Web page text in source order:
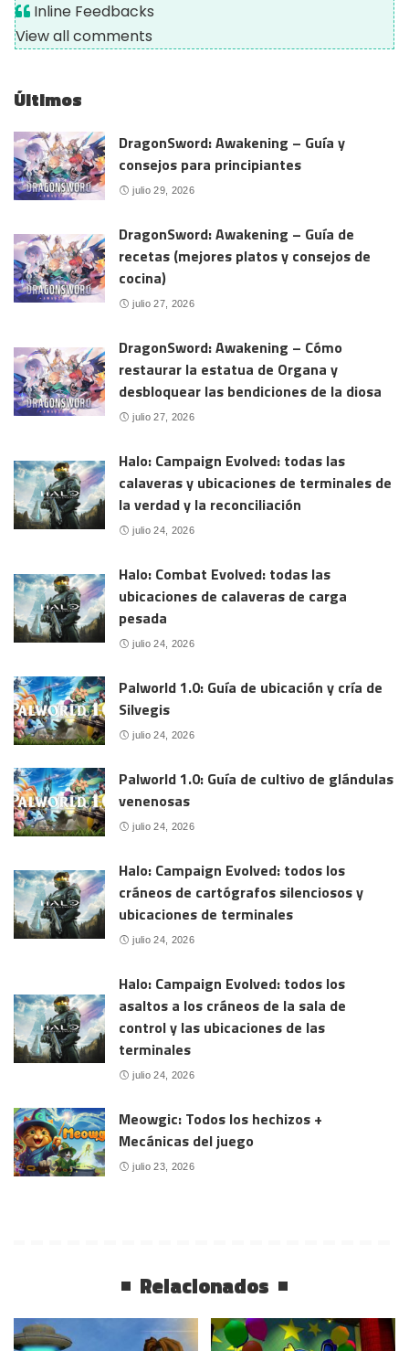
Inline Feedbacks
View all comments
Últimos
DragonSword: Awakening – Guía y
consejos para principiantes
julio 29, 2026
DragonSword: Awakening – Guía de
recetas (mejores platos y consejos de
cocina)
julio 27, 2026
DragonSword: Awakening – Cómo
restaurar la estatua de Organa y
desbloquear las bendiciones de la diosa
julio 27, 2026
Halo: Campaign Evolved: todas las
calaveras y ubicaciones de terminales de
la verdad y la reconciliación
julio 24, 2026
Halo: Combat Evolved: todas las
ubicaciones de calaveras de carga
pesada
julio 24, 2026
Palworld 1.0: Guía de ubicación y cría de
Silvegis
julio 24, 2026
Palworld 1.0: Guía de cultivo de glándulas
venenosas
julio 24, 2026
Halo: Campaign Evolved: todos los
cráneos de cartógrafos silenciosos y
ubicaciones de terminales
julio 24, 2026
Halo: Campaign Evolved: todos los
asaltos a los cráneos de la sala de
control y las ubicaciones de las
terminales
julio 24, 2026
Meowgic: Todos los hechizos +
Mecánicas del juego
julio 23, 2026
Relacionados